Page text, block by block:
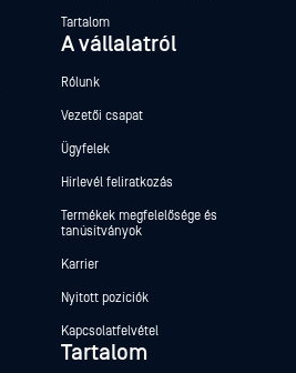
Tartalom
A vállalatról
Rólunk
Vezetői csapat
Ügyfelek
Hírlevél feliratkozás
Termékek megfelelősége és
tanúsítványok
Karrier
Nyitott pozíciók
Kapcsolatfelvétel
Tartalom